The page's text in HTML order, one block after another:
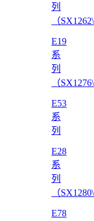
列
（
E19
系
列
（
E53
系
列
E28
系
列
（
E78